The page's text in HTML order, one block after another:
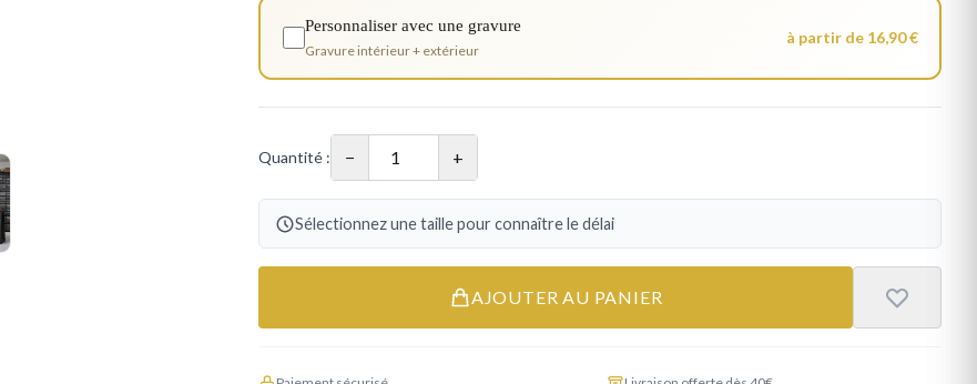
Personnaliser avec une gravure
Gravure intérieur + extérieur
à partir de 16,90 €
Quantité : − +
Sélectionnez une taille pour connaître le délai
AJOUTER AU PANIER